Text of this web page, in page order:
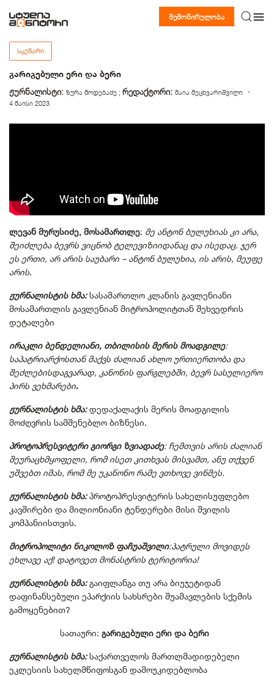
შემოწირულობა
ᲡᲪᲔᲜᲐᲠᲘ
გარიგებული ერი და ბერი
ჟურნალისტი: ზურა მოდებაძე ; რედაქტორი: მაია მეცხვარიშვილი
4 მაისი 2023
ლევან მურუსიძე, მოსამართლე: მე ანტონ ბულუხიას კი არა,
შეიძლება ბევრს ვიცნობ ტელევიზიიდანაც და ისედაც. ჯერ
ეს ერთი, არ არის საუბარი – ანტონ ბულუხია, ის არის, მეუფე
არის.
ჟურნალისტის ხმა: სასამართლო კლანის გავლენიანი
მოსამართლის გავლენიან მიტროპოლიტთან შეხვედრის
დეტალები
ირაკლი ბენდელიანი, თბილისის მერის მოადგილე:
საპატრიარქოსთან მაქვს ძალიან ახლო ურთიერთობა და
შეძლებისდაგვარად, კანონის ფარგლებში, ბევრ სასულიერო
პირს ვეხმარები.
ჟურნალისტის ხმა: დედაქალაქის მერის მოადგილის
მოძღვრის სამშენებლო ბიზნესი.
პროტოპრესვიტერი გიორგი ზვიადაძე: ჩემთვის არის ძალიან
შეურაცხმყოფელი, რომ ისეთ კითხვას მისვამთ, ანუ თქვენ
უშვებთ იმას, რომ მე უკანონო რამე ვთხოვე ვინმეს.
ჟურნალისტის ხმა:პროტოპრესვიტერის სახელისუფლებო
კავშირები და მილიონიანი ტენდერები მისი შვილის
კომპანიისთვის.
მიტროპოლიტი ნიკოლოზ ფაჩუაშვილი:პატრული მოვიდეს
ეხლავე აქ! დატოვეთ მონასტრის ტერიტორია!
ჟურნალისტის ხმა: გაიფლანგა თუ არა ბიუჯეტიდან
დაფინანსებული ეპარქიის სახსრები შუამავლების სქემის
გამოყენებით?
სათაური: გარიგებული ერი და ბერი
ჟურნალისტის ხმა: საქართველოს მართლმადიდებელი
ეკლესიის სახელმწიფოსგან დამოუკიდებლობა